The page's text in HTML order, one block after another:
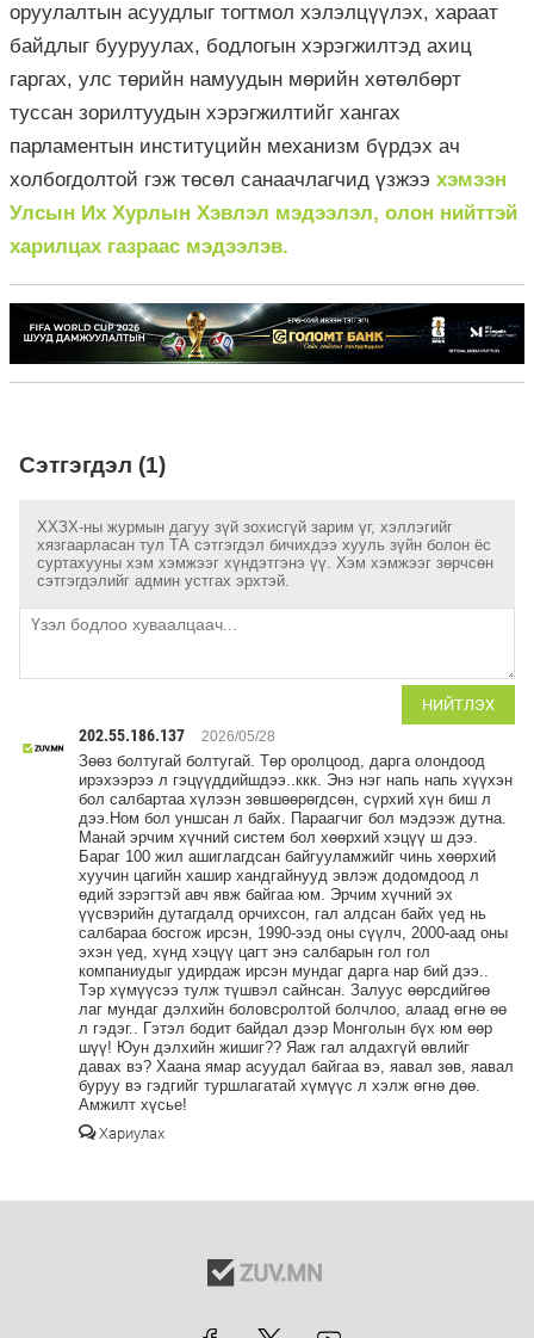
оруулалтын асуудлыг тогтмол хэлэлцүүлэх, хараат
байдлыг бууруулах, бодлогын хэрэгжилтэд ахиц
гаргах, улс төрийн намуудын мөрийн хөтөлбөрт
туссан зорилтуудын хэрэгжилтийг хангах
парламентын институцийн механизм бүрдэх ач
холбогдолтой гэж төсөл санаачлагчид үзжээ хэмээн
Улсын Их Хурлын Хэвлэл мэдээлэл, олон нийттэй
харилцах газраас мэдээлэв.
Сэтгэгдэл (1)
ХХЗХ-ны журмын дагуу зүй зохисгүй зарим үг, хэллэгийг
хязгаарласан тул ТА сэтгэгдэл бичихдээ хууль зүйн болон ёс
суртахууны хэм хэмжээг хүндэтгэнэ үү. Хэм хэмжээг зөрчсөн
сэтгэгдэлийг админ устгах эрхтэй.
НИЙТЛЭХ
202.55.186.137 2026/05/28
Зөөз болтугай болтугай. Төр оролцоод, дарга олондоод
ирэхээрээ л гэцүүддийшдээ..ккк. Энэ нэг напь напь хүүхэн
бол салбартаа хүлээн зөвшөөрөгдсөн, сүрхий хүн биш л
дээ.Ном бол уншсан л байх. Параагчиг бол мэдээж дутна.
Манай эрчим хүчний систем бол хөөрхий хэцүү ш дээ.
Бараг 100 жил ашиглагдсан байгууламжийг чинь хөөрхий
хуучин цагийн хашир хандгайнууд эвлэж додомдоод л
өдий зэрэгтэй авч явж байгаа юм. Эрчим хүчний эх
үүсвэрийн дутагдалд орчихсон, гал алдсан байх үед нь
салбараа босгож ирсэн, 1990-ээд оны сүүлч, 2000-аад оны
эхэн үед, хүнд хэцүү цагт энэ салбарын гол гол
компаниудыг удирдаж ирсэн мундаг дарга нар бий дээ..
Тэр хүмүүсээ тулж түшвэл сайнсан. Залуус өөрсдийгөө
лаг мундаг дэлхийн боловсролтой болчлоо, алаад өгнө өө
л гэдэг.. Гэтэл бодит байдал дээр Монголын бүх юм өөр
шүү! Юун дэлхийн жишиг?? Яаж гал алдахгүй өвлийг
давах вэ? Хаана ямар асуудал байгаа вэ, яавал зөв, яавал
буруу вэ гэдгийг туршлагатай хүмүүс л хэлж өгнө дөө.
Амжилт хүсье!
Хариулах